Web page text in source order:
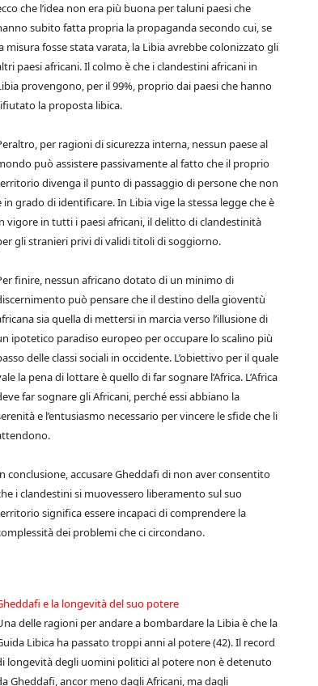
che l’idea non era più buona per taluni paesi che
subito fatta propria la propaganda secondo cui, se
misura fosse stata varata, la Libia avrebbe colonizzato gli
paesi africani. Il colmo è che i clandestini africani in
provengono, per il 99%, proprio dai paesi che hanno
la proposta libica.
per ragioni di sicurezza interna, nessun paese al
può assistere passivamente al fatto che il proprio
divenga il punto di passaggio di persone che non
in grado di identificare. In Libia vige la stessa legge che è
vigore in tutti i paesi africani, il delitto di clandestinità
gli stranieri privi di validi titoli di soggiorno.
finire, nessun africano dotato di un minimo di
può pensare che il destino della gioventù
sia quella di mettersi in marcia verso l’illusione di
ipotetico paradiso europeo per occupare lo scalino più
delle classi sociali in occidente. L’obiettivo per il quale
la pena di lottare è quello di far sognare l’Africa. L’Africa
far sognare gli Africani, perché essi abbiano la
e l’entusiasmo necessario per vincere le sfide che li
conclusione, accusare Gheddafi di non aver consentito
i clandestini si muovessero liberamento sul suo
significa essere incapaci di comprendere la
dei problemi che ci circondano.
e la longevità del suo potere
delle ragioni per andare a bombardare la Libia è che la
Libica ha passato troppi anni al potere (42). Il record
longevità degli uomini politici al potere non è detenuto
Gheddafi, ancor meno dagli Africani, ma dagli